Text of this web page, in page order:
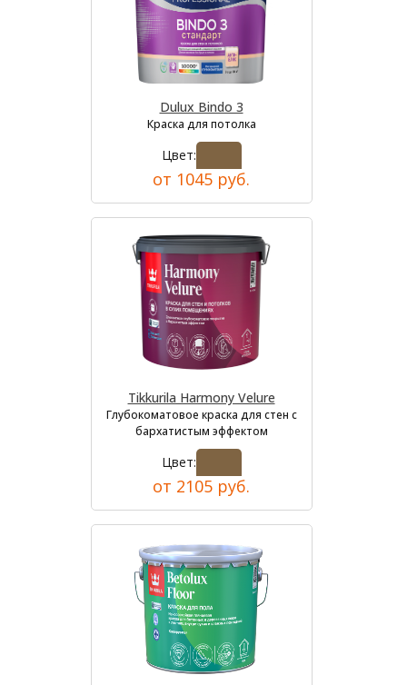
Dulux Bindo 3
Краска для потолка
Цвет:
от 1045 руб.
Tikkurila Harmony Velure
Глубокоматовое краска для стен с
бархатистым эффектом
Цвет:
от 2105 руб.